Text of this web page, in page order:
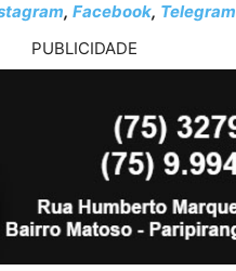
, Facebook, Telegram
PUBLICIDADE